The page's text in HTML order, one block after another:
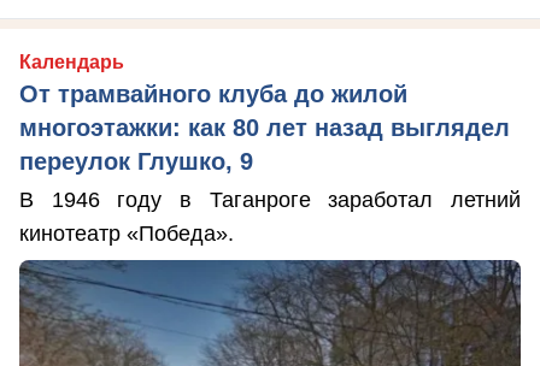
Календарь
От трамвайного клуба до жилой
многоэтажки: как 80 лет назад выглядел
переулок Глушко, 9
В 1946 году в Таганроге заработал летний
кинотеатр «Победа».